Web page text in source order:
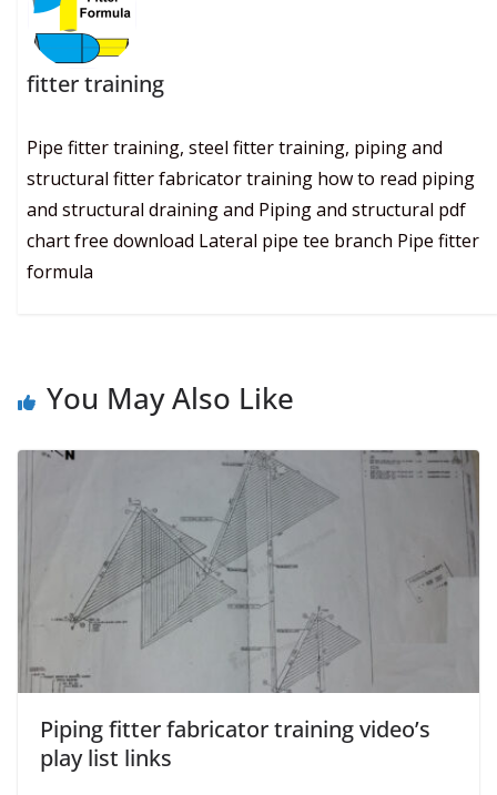
fitter training
Pipe fitter training, steel fitter training, piping and
structural fitter fabricator training how to read piping
and structural draining and Piping and structural pdf
chart free download Lateral pipe tee branch Pipe fitter
formula
You May Also Like
Piping fitter fabricator training video’s
play list links